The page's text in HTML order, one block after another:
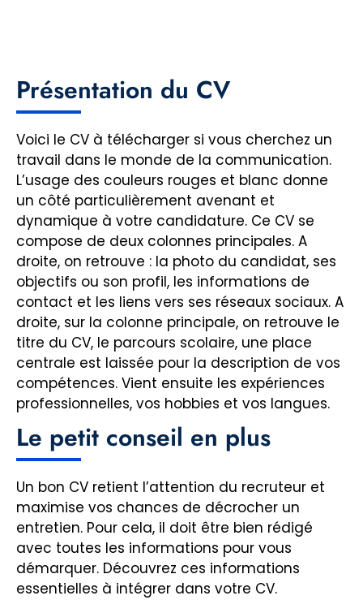
Présentation du CV
Voici le CV à télécharger si vous cherchez un
travail dans le monde de la communication.
L’usage des couleurs rouges et blanc donne
un côté particulièrement avenant et
dynamique à votre candidature. Ce CV se
compose de deux colonnes principales. A
droite, on retrouve : la photo du candidat, ses
objectifs ou son profil, les informations de
contact et les liens vers ses réseaux sociaux. A
droite, sur la colonne principale, on retrouve le
titre du CV, le parcours scolaire, une place
centrale est laissée pour la description de vos
compétences. Vient ensuite les expériences
professionnelles, vos hobbies et vos langues.
Le petit conseil en plus
Un bon CV retient l’attention du recruteur et
maximise vos chances de décrocher un
entretien. Pour cela, il doit être bien rédigé
avec toutes les informations pour vous
démarquer. Découvrez ces informations
essentielles à intégrer dans votre CV.